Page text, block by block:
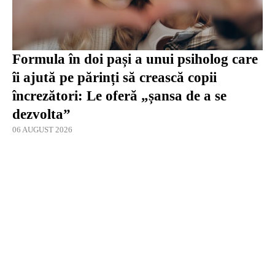
Formula în doi pași a unui psiholog care
îi ajută pe părinți să crească copii
încrezători: Le oferă „șansa de a se
dezvolta”
06 AUGUST 2026